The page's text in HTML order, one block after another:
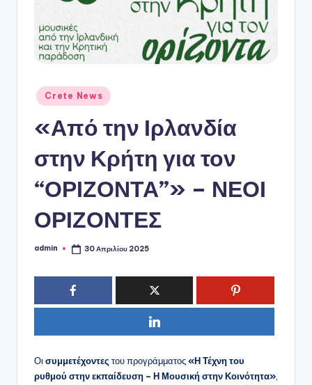
Αναρτήθηκε
σε
Crete News
«Από την Ιρλανδία
στην Κρήτη για τον
“ΟΡΙΖΟΝΤΑ”» – ΝΕΟΙ
ΟΡΙΖΟΝΤΕΣ
Συγγραφέας:
admin 30 Απριλίου 2025
Οι συμμετέχοντες του προγράμματος«Η Τέχνη του
ρυθμού στην εκπαίδευση – Η Μουσική στην Κοινότητα»